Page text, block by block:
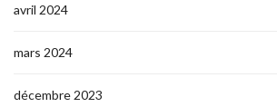
avril 2024
mars 2024
décembre 2023